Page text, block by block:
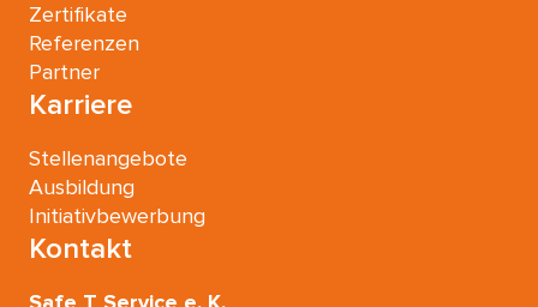
Zertifikate
Referenzen
Partner
Karriere
Stellenangebote
Ausbildung
Initiativbewerbung
Kontakt